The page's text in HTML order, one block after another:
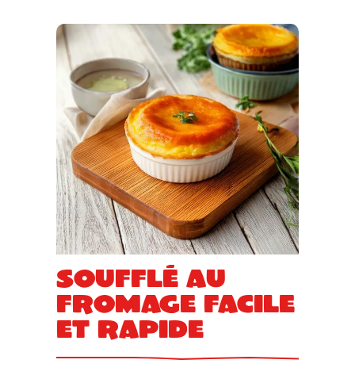
Soufflé au
fromage facile
et rapide